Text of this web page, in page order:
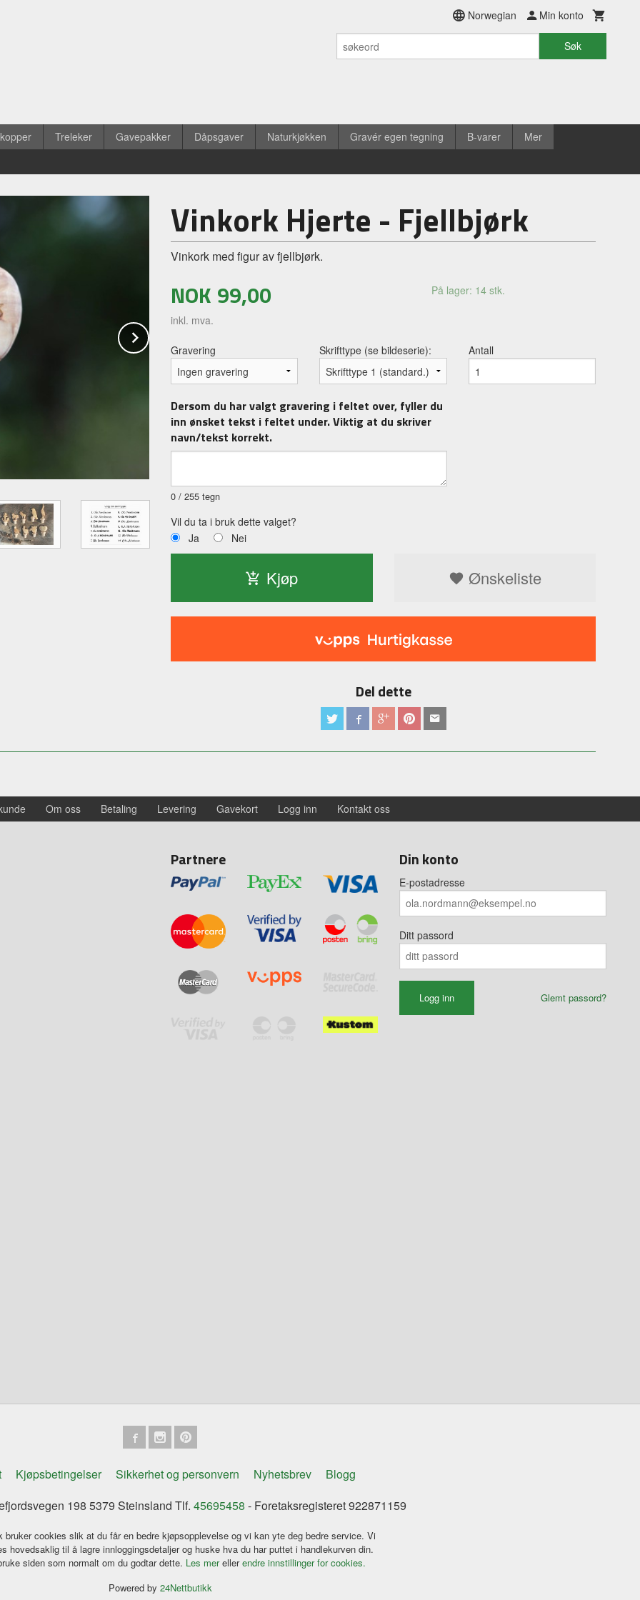
Norwegian Min konto
Søk
Treleker Gavepakker Dåpsgaver Naturkjøkken Gravér egen tegning B-varer Mer
Next
Vinkork Hjerte - Fjellbjørk
Vinkork med figur av fjellbjørk.
NOK 99,00
inkl. mva.
På lager: 14 stk.
Gravering Skrifttype (se bildeserie): Antall
Dersom du har valgt gravering i feltet over, fyller du
inn ønsket tekst i feltet under. Viktig at du skriver
navn/tekst korrekt.
0 / 255 tegn
Vil du ta i bruk dette valget?
Ja
Nei
Kjøp Ønskeliste
Del dette
Om oss Betaling Levering Gavekort Logg inn Kontakt oss
Partnere Din konto
E-postadresse
Ditt passord
Glemt passord?
Kjøpsbetingelser Sikkerhet og personvern Nyhetsbrev
Blogg
198 5379 Steinsland Tlf. 45695458 - Foretaksregisteret 922871159
bruker cookies slik at du får en bedre kjøpsopplevelse og vi kan yte deg bedre service. Vi
hovedsaklig til å lagre innloggingsdetaljer og huske hva du har puttet i handlekurven din.
siden som normalt om du godtar dette. Les merellerendre innstillinger for cookies.
Powered by 24Nettbutikk